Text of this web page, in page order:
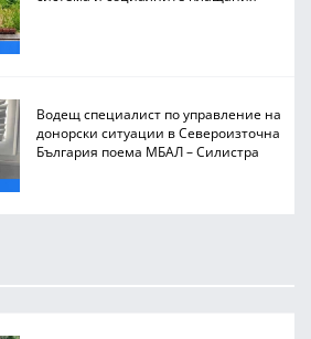
Водещ специалист по управление на
донорски ситуации в Североизточна
България поема МБАЛ – Силистра